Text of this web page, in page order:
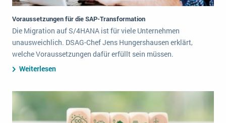
Voraussetzungen für die SAP-Transformation
Die Migration auf S/4HANA ist für viele Unternehmen
unausweichlich. DSAG-Chef Jens Hungershausen erklärt,
welche Voraussetzungen dafür erfüllt sein müssen.
Weiterlesen